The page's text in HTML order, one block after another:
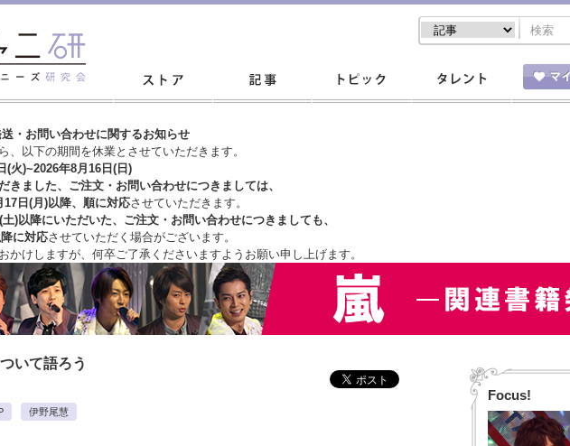
・お問い合わせに関するお知らせ
、以下の期間を休業とさせていただきます。
(火)~2026年8月16日(日)
きました、ご注文・お問い合わせにつきましては、
17日(月)以降、順に対応させていただきます。
)以降にいただいた、ご注文・ お問い合わせにつきましても、
に対応させていただく場合がございます。
かけしますが、 何卒ご了承くださいますようお願い申し上げます。
いて語ろう
伊野尾慧
Focus!